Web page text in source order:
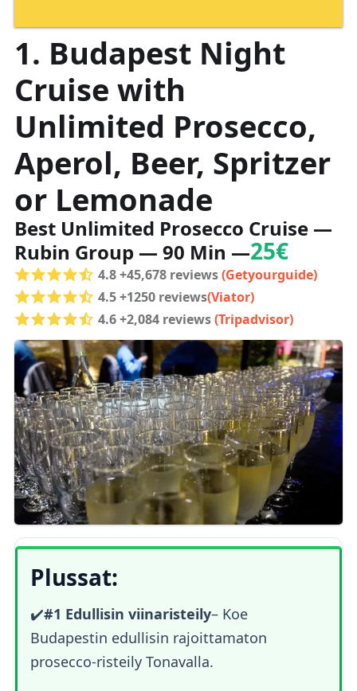
1. Budapest Night
Cruise with
Unlimited Prosecco,
Aperol, Beer, Spritzer
or Lemonade
Best Unlimited Prosecco Cruise —
Rubin Group — 90 Min —25€
4.8 +45,678 reviews(Getyourguide)
4.5 +1250 reviews(Viator)
4.6 +2,084 reviews(Tripadvisor)
Plussat:
✔️#1 Edullisin viinaristeily– Koe
Budapestin edullisin rajoittamaton
prosecco-risteily Tonavalla.